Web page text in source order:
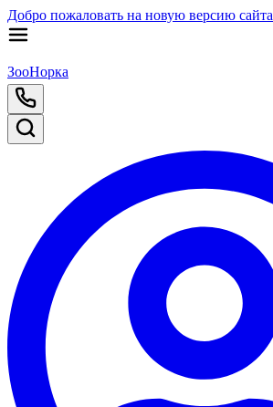
Добро пожаловать на новую версию сайта
ЗооНорка